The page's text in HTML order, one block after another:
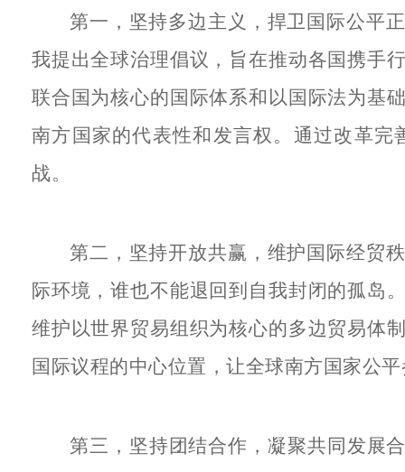
第一，坚持多边主义，捍卫国际公平
我提出全球治理倡议，旨在推动各国携手
联合国为核心的国际体系和以国际法为基
南方国家的代表性和发言权。通过改革
战。
第二，坚持开放共赢，维护国际经贸
际环境，谁也不能退回到自我封闭的孤岛
维护以世界贸易组织为核心的多边贸易体
国际议程的中心位置，让全球南方国家公
第三，坚持团结合作，凝聚共同发展